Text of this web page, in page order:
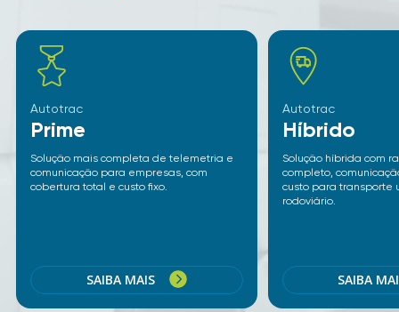
Autotrac
Prime
Solução mais completa de telemetria e
comunicação para empresas, com
cobertura total e custo fixo.
SAIBA MAIS
Autotrac
Híbrido
Solução híbrida com
completo,
custo para transporte
rodoviário.
SAIBA